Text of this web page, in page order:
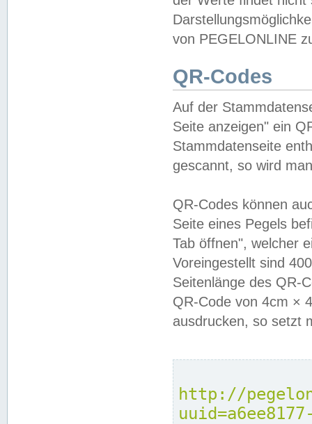
von PEGELONLINE
QR-Codes
Auf der
Seite anzeigen" ein
Stammdatenseite
gescannt, so wird
QR-Codes können
Seite eines Pegels
Tab öffnen", welcher
Voreingestellt sind
Seitenlänge des QR-
QR-Code von 4cm ×
ausdrucken, so setzt
http://